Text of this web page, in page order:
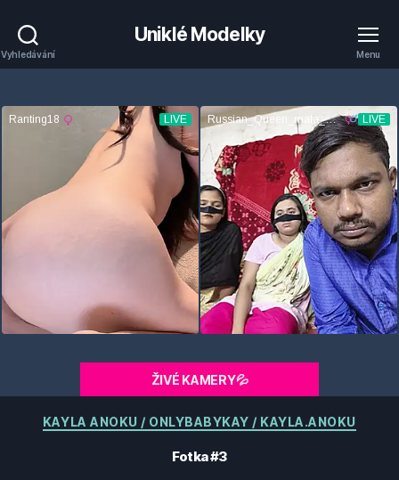
Vyhledávání
Uniklé Modelky
Menu
ŽIVÉ KAMERY💦
Kategorie
KAYLA ANOKU / ONLYBABYKAY / KAYLA.ANOKU
Fotka #3